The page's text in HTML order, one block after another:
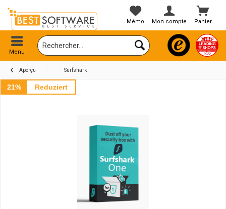
Panier
Mémo Mon compte
Menu
Aperçu Surfshark
21% Reduziert